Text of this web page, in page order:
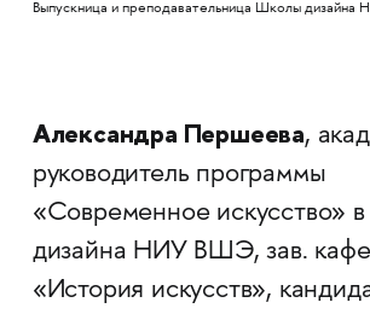
Выпускница и преподавательница Школы
Александра Першеева,
руководитель программы
«Современное искусство»
дизайна НИУ ВШЭ, зав.
«История искусств»,